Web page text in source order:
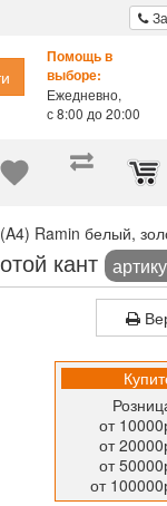
Помощь в
выборе:
Ежедневно,
с 8:00 до 20:00
Ramin белый,
кант
от
от
от
от